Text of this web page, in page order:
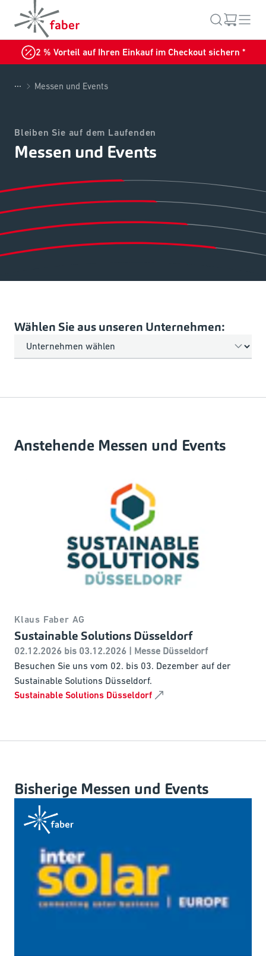
2 % Vorteil auf Ihren Einkauf im Checkout sichern *
... Messen und Events
Bleiben Sie auf dem Laufenden
Messen und Events
Wählen Sie aus unseren Unternehmen:
Anstehende Messen und Events
Klaus Faber AG
Sustainable Solutions Düsseldorf
02.12.2026 bis 03.12.2026 | Messe Düsseldorf
Besuchen Sie uns vom 02. bis 03. Dezember auf der
Sustainable Solutions Düsseldorf.
Sustainable Solutions Düsseldorf
Bishe­rige Messen und Events